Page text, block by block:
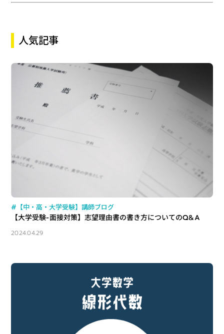
人気記事
#【中・高・大学受験】講師ブログ
【大学受験-面接対策】志望理由書の書き方についてのQ&A
2024.04.29